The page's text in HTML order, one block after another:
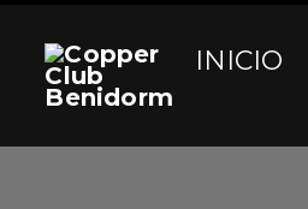
INICIO